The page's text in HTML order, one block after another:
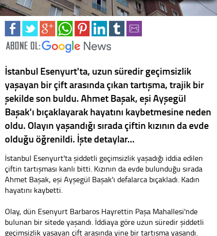
İstanbul Esenyurt'ta, uzun süredir geçimsizlik
yaşayan bir çift arasında çıkan tartışma, trajik bir
şekilde son buldu. Ahmet Başak, eşi Ayşegül
Başak'ı bıçaklayarak hayatını kaybetmesine neden
oldu. Olayın yaşandığı sırada çiftin kızının da evde
olduğu öğrenildi. İşte detaylar...
İstanbul Esenyurt'ta şiddetli geçimsizlik yaşadığı iddia edilen
çiftin tartışması kanlı bitti. Kızının da evde bulunduğu sırada
Ahmet Başak, eşi Ayşegül Başak'ı defalarca bıçakladı. Kadın
hayatını kaybetti.
Olay, dün Esenyurt Barbaros Hayrettin Paşa Mahallesi'nde
bulunan bir sitede yaşandı. İddiaya göre uzun süredir şiddetli
geçimsizlik yaşayan çift arasında yine bir tartışma yaşandı.